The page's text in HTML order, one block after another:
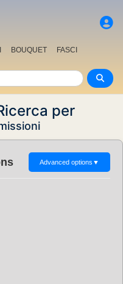
BOUQUET
FASCI
per
Advanced options ▼